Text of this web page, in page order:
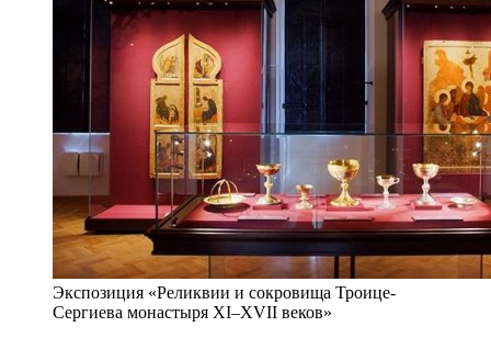
Экспозиция «Реликвии и сокровища Троице-
Сергиева монастыря XI–XVII веков»